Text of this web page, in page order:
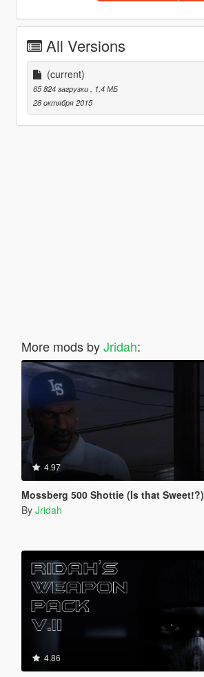
All Versions
(current)
65 824 загрузки
, 1,4 МБ
28 октября 2015
More mods byJridah:
4.97
Mossberg 500 Shottie (Is that Sweet!?)
By Jridah
4.86